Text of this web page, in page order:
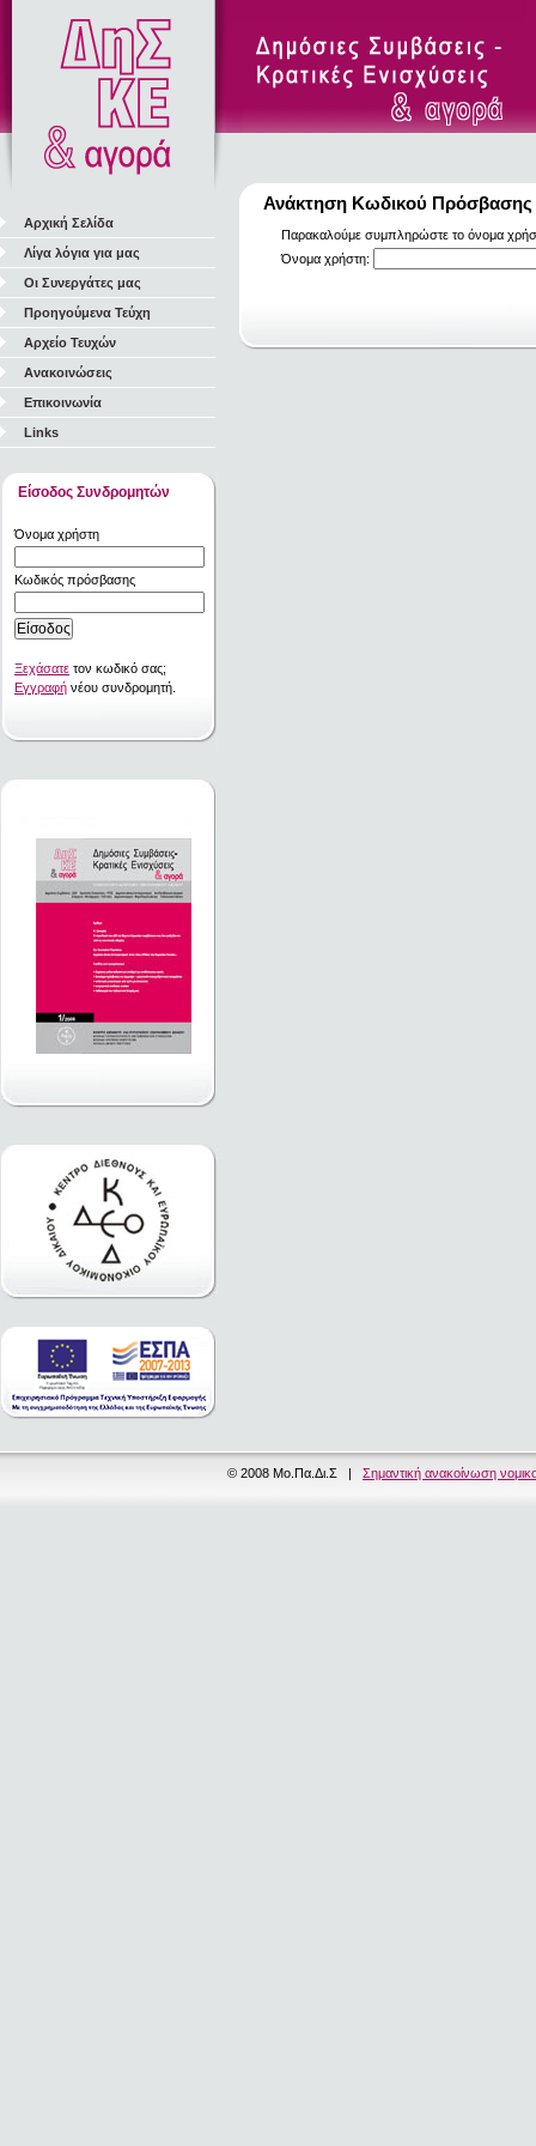
Αρχική Σελίδα
Λίγα λόγια για μας
Οι Συνεργάτες μας
Προηγούμενα Τεύχη
Αρχείο Τευχών
Ανακοινώσεις
Επικοινωνία
Links
Είσοδος Συνδρομητών
Όνομα χρήστη
Κωδικός πρόσβασης
Ξεχάσατε τον κωδικό σας;
Εγγραφή νέου συνδρομητή.
Ανάκτηση Κωδικού Πρόσβασης
Παρακαλούμε συμπληρώστε το όνομα
Όνομα χρήστη:
© 2008 Μο.Πα.Δι.Σ | Σημαντική ανακοίνωση